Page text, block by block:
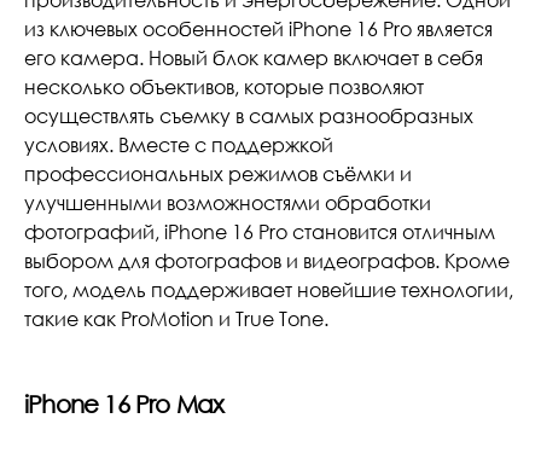
из ключевых особенностей iPhone 16 Pro является
его камера. Новый блок камер включает в себя
несколько объективов, которые позволяют
осуществлять съемку в самых разнообразных
условиях. Вместе с поддержкой
профессиональных режимов съёмки и
улучшенными возможностями обработки
фотографий, iPhone 16 Pro становится отличным
выбором для фотографов и видеографов. Кроме
того, модель поддерживает новейшие технологии,
такие как ProMotion и True Tone.
iPhone 16 Pro Max